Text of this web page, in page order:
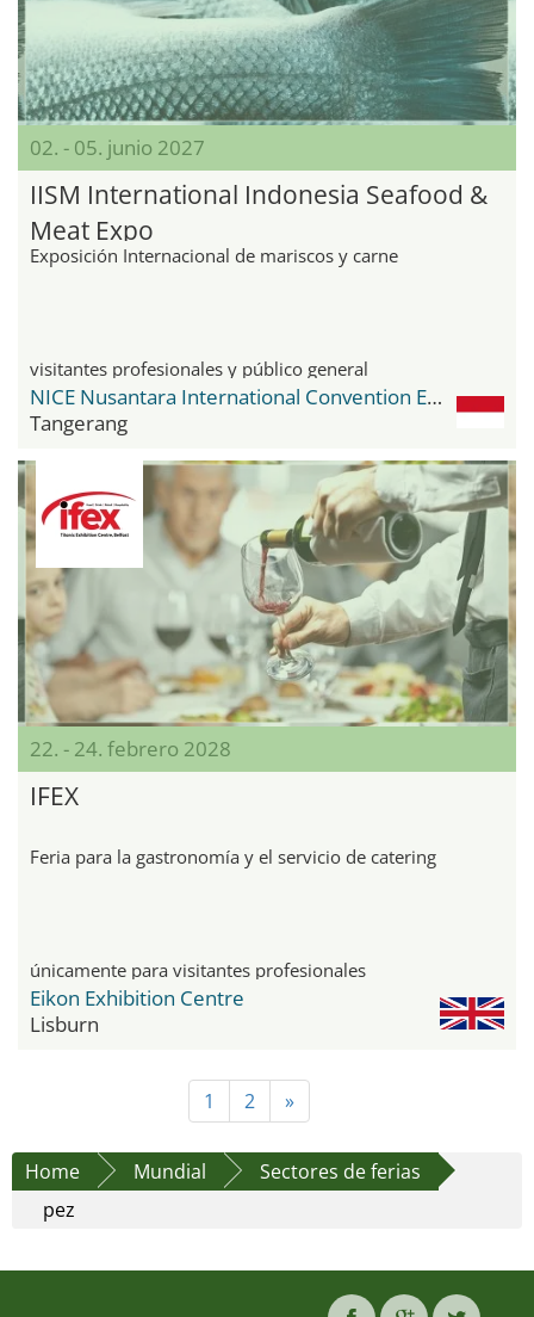
02. - 05. junio 2027
IISM International Indonesia Seafood &
Meat Expo
Exposición Internacional de mariscos y carne
visitantes profesionales y público general
NICE Nusantara International Convention Exhibition
Tangerang
22. - 24. febrero 2028
IFEX
Feria para la gastronomía y el servicio de catering
únicamente para visitantes profesionales
Eikon Exhibition Centre
Lisburn
1 2 »
Home Mundial
Sectores de ferias
pez